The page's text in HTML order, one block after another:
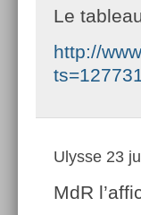
Le
http://
Ulysse 23
MdR